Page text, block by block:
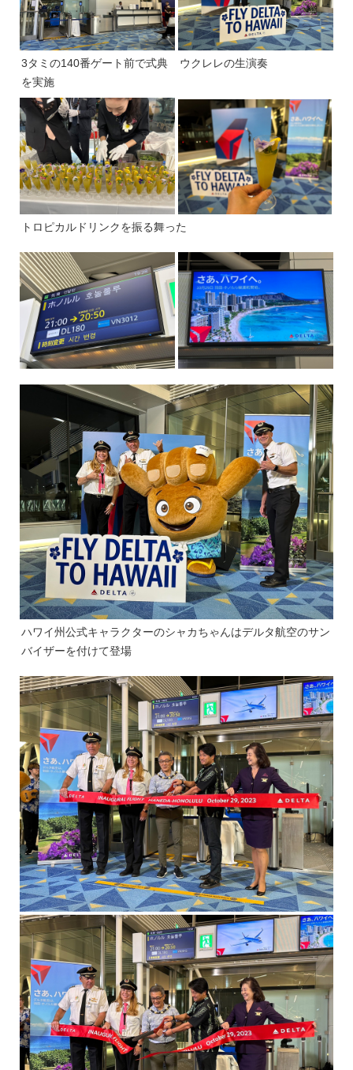
3タミの140番ゲート前で式典
を実施
ウクレレの生演奏
トロピカルドリンクを振る舞った
ハワイ州公式キャラクターのシャカちゃんはデルタ航空のサン
バイザーを付けて登場